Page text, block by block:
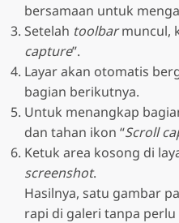
bersamaan untuk
Setelah toolbarmuncul,
capture”.
Layar akan otomatis
bagian berikutnya.
Untuk menangkap
dan tahan ikon “Scroll
Ketuk area kosong di
screenshot.
Hasilnya, satu gambar
rapi di galeri tanpa